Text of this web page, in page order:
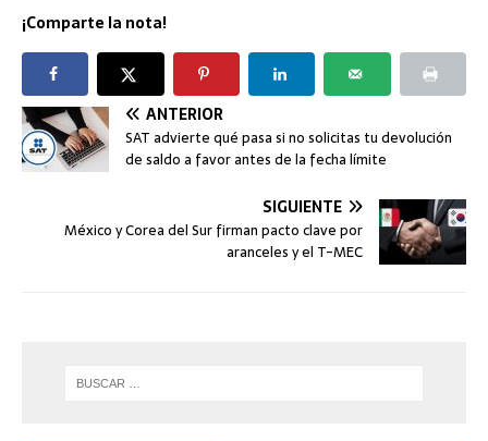
¡Comparte la nota!
ANTERIOR
SAT advierte qué pasa si no solicitas tu devolución
de saldo a favor antes de la fecha límite
SIGUIENTE
México y Corea del Sur firman pacto clave por
aranceles y el T-MEC